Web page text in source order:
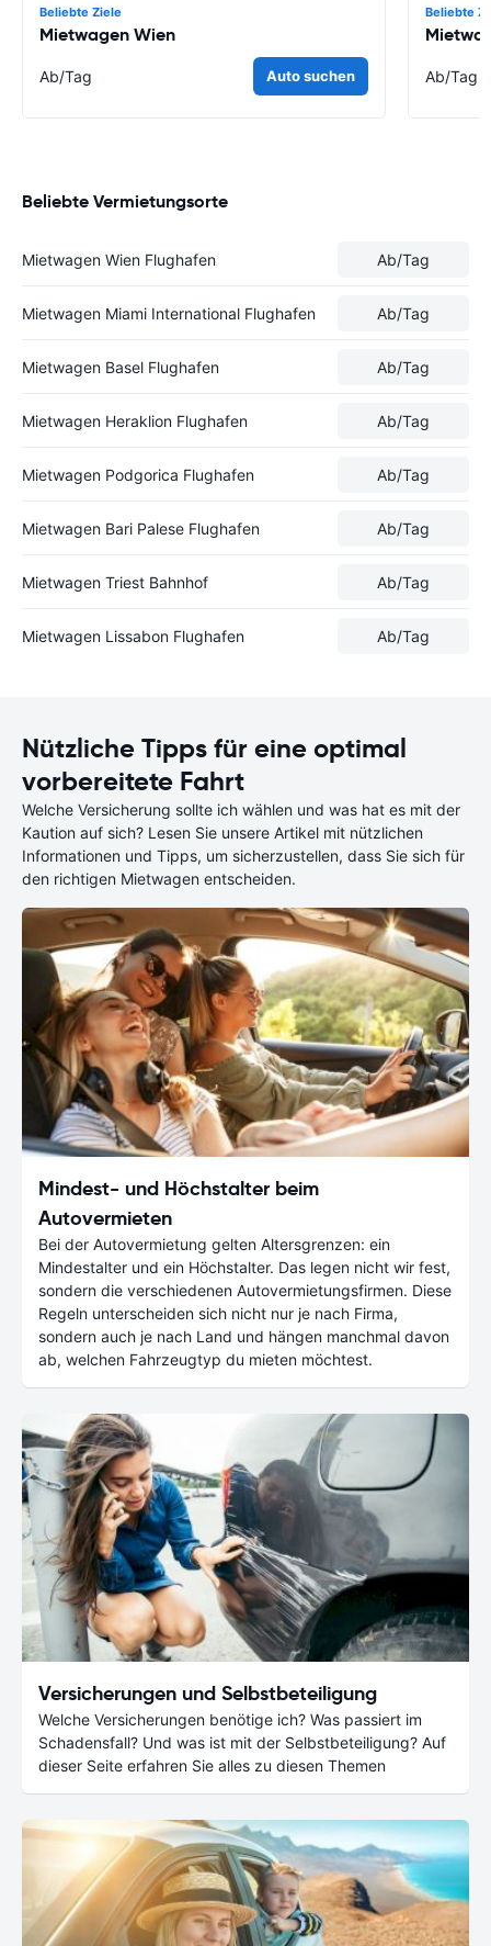
Beliebte Ziele
Mietwagen Wien
Ab/Tag Auto suchen
Beliebte
Ab/Tag
Beliebte Vermietungsorte
Mietwagen Wien Flughafen Ab/Tag
Mietwagen Miami International Flughafen Ab/Tag
Mietwagen Basel Flughafen Ab/Tag
Mietwagen Heraklion Flughafen Ab/Tag
Mietwagen Podgorica Flughafen Ab/Tag
Mietwagen Bari Palese Flughafen Ab/Tag
Mietwagen Triest Bahnhof Ab/Tag
Mietwagen Lissabon Flughafen Ab/Tag
Nützliche Tipps für eine optimal
vorbereitete Fahrt
Welche Versicherung sollte ich wählen und was hat es mit der
Kaution auf sich? Lesen Sie unsere Artikel mit nützlichen
Informationen und Tipps, um sicherzustellen, dass Sie sich für
den richtigen Mietwagen entscheiden.
Mindest- und Höchstalter beim
Autovermieten
Bei der Autovermietung gelten Altersgrenzen: ein
Mindestalter und ein Höchstalter. Das legen nicht wir fest,
sondern die verschiedenen Autovermietungsfirmen. Diese
Regeln unterscheiden sich nicht nur je nach Firma,
sondern auch je nach Land und hängen manchmal davon
ab, welchen Fahrzeugtyp du mieten möchtest.
Versicherungen und Selbstbeteiligung
Welche Versicherungen benötige ich? Was passiert im
Schadensfall? Und was ist mit der Selbstbeteiligung? Auf
dieser Seite erfahren Sie alles zu diesen Themen